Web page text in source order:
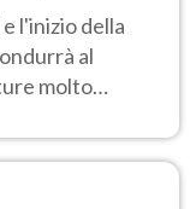
l'inizio della
al
molto